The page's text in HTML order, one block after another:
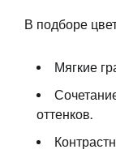
В подборе
Мягкие
оттенков.